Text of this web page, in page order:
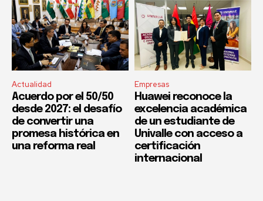
Actualidad
Acuerdo por el 50/50
desde 2027: el desafío
de convertir una
promesa histórica en
una reforma real
Empresas
Huawei reconoce la
excelencia académica
de un estudiante de
Univalle con acceso a
certificación
internacional